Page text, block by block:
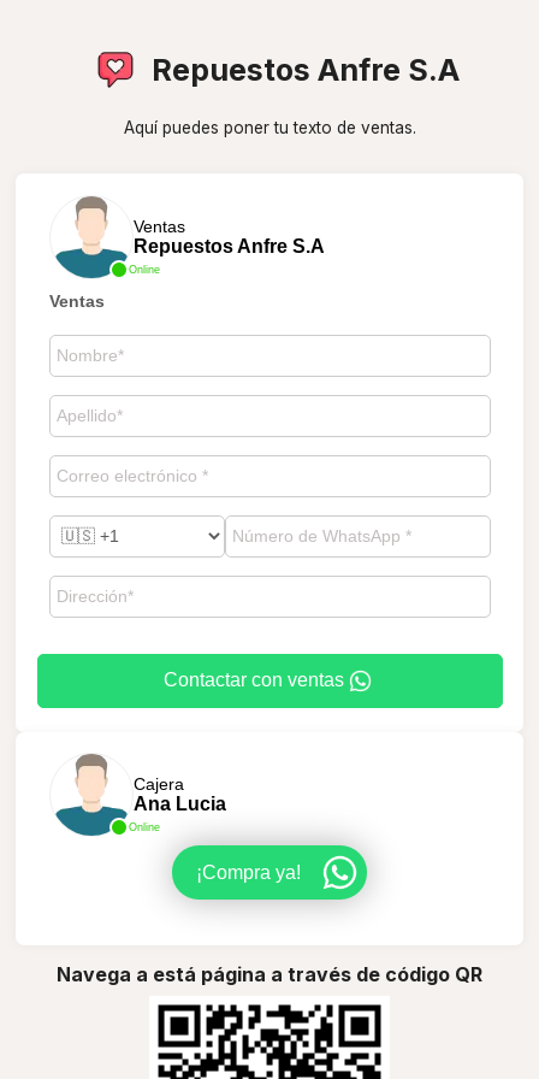
Repuestos Anfre S.A
Aquí puedes poner tu texto de ventas.
Online
Ventas
Repuestos Anfre S.A
Ventas
Contactar con ventas
Online
Cajera
Ana Lucia
¡Compra ya!
Navega a está página a través de código QR